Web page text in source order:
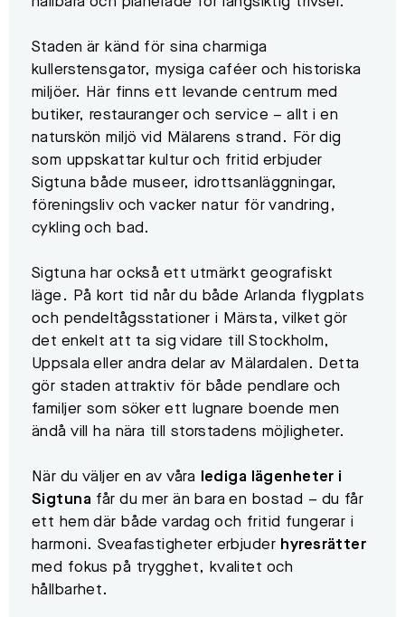
Staden är känd för sina charmiga
kullerstensgator, mysiga caféer och historiska
miljöer. Här finns ett levande centrum med
butiker, restauranger och service – allt i en
naturskön miljö vid Mälarens strand. För dig
som uppskattar kultur och fritid erbjuder
Sigtuna både museer, idrottsanläggningar,
föreningsliv och vacker natur för vandring,
cykling och bad.
Sigtuna har också ett utmärkt geografiskt
läge. På kort tid når du både Arlanda flygplats
och pendeltågsstationer i Märsta, vilket gör
det enkelt att ta sig vidare till Stockholm,
Uppsala eller andra delar av Mälardalen. Detta
gör staden attraktiv för både pendlare och
familjer som söker ett lugnare boende men
ändå vill ha nära till storstadens möjligheter.
När du väljer en av våra
lediga lägenheter i
Sigtuna får du mer än bara en bostad – du får
ett hem där både vardag och fritid fungerar i
harmoni. Sveafastigheter erbjuder hyresrätter
med fokus på trygghet, kvalitet och
hållbarhet.